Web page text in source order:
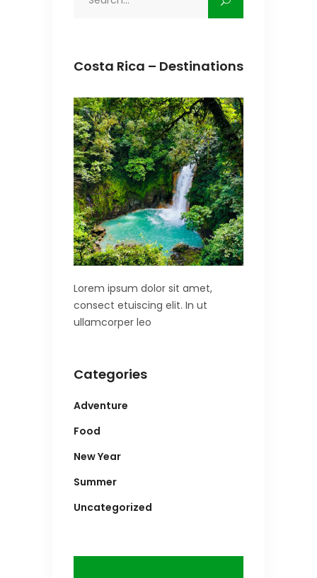
Costa Rica – Destinations
Lorem ipsum dolor sit amet,
consect etuiscing elit. In ut
ullamcorper leo
Categories
Adventure
Food
New Year
Summer
Uncategorized